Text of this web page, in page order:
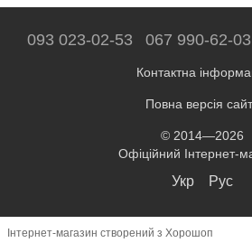
093 023-02-53 067 990-62-03
Контактна
Повна версія
© 2014—2026
Офіційний Інтернет-
Укр Рус
Інтернет-магазин створений з Хорошоп